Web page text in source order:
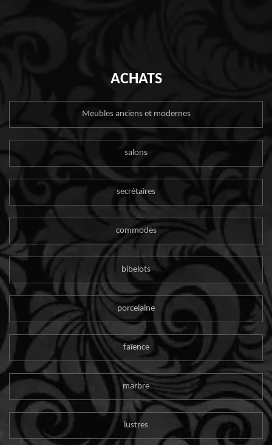
ACHATS
Meubles anciens et modernes
salons
secrétaires
commodes
bibelots
porcelaine
faïence
marbre
lustres